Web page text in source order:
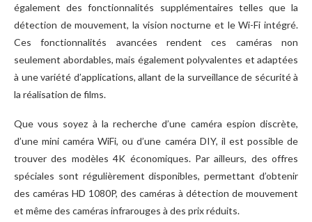
également des fonctionnalités supplémentaires telles que la
détection de mouvement, la vision nocturne et le Wi-Fi intégré.
Ces fonctionnalités avancées rendent ces caméras non
seulement abordables, mais également polyvalentes et adaptées
à une variété d’applications, allant de la surveillance de sécurité à
la réalisation de films.
Que vous soyez à la recherche d’une caméra espion discrète,
d’une mini caméra WiFi, ou d’une caméra DIY, il est possible de
trouver des modèles 4K économiques. Par ailleurs, des offres
spéciales sont régulièrement disponibles, permettant d’obtenir
des caméras HD 1080P, des caméras à détection de mouvement
et même des caméras infrarouges à des prix réduits.